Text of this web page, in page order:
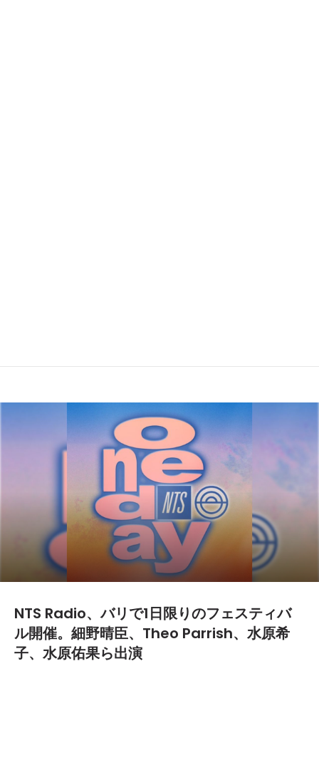
NTS Radio、バリで1日限りのフェスティバ
ル開催。細野晴臣、Theo Parrish、水原希
子、水原佑果ら出演